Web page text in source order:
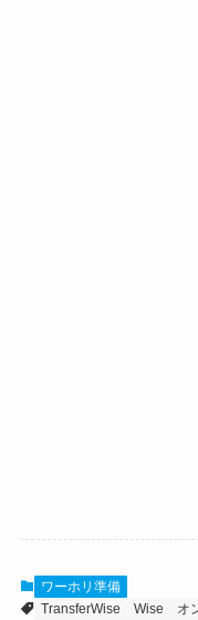
ワーホリ準備
TransferWise
Wise オ